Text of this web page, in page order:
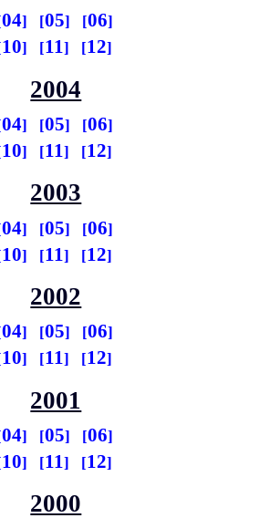
04 05
06
10 11 12
2004
04 05
06
10 11 12
2003
04 05
06
10 11 12
2002
04 05
06
10 11 12
2001
04 05
06
10 11 12
2000